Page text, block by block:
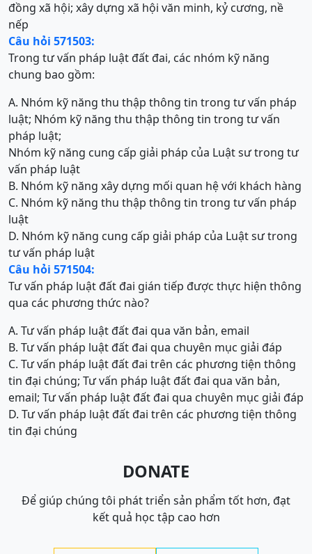
đồng xã hội; xây dựng xã hội văn minh, kỷ cương, nề
nếp
Câu hỏi 571503:
Trong tư vấn pháp luật đất đai, các nhóm kỹ năng
chung bao gồm:
A. Nhóm kỹ năng thu thập thông tin trong tư vấn pháp
luật; Nhóm kỹ năng thu thập thông tin trong tư vấn
pháp luật;
Nhóm kỹ năng cung cấp giải pháp của Luật sư trong tư
vấn pháp luật
B. Nhóm kỹ năng xây dựng mối quan hệ với khách hàng
C. Nhóm kỹ năng thu thập thông tin trong tư vấn pháp
luật
D. Nhóm kỹ năng cung cấp giải pháp của Luật sư trong
tư vấn pháp luật
Câu hỏi 571504:
Tư vấn pháp luật đất đai gián tiếp được thực hiện thông
qua các phương thức nào?
A. Tư vấn pháp luật đất đai qua văn bản, email
B. Tư vấn pháp luật đất đai qua chuyên mục giải đáp
C. Tư vấn pháp luật đất đai trên các phương tiện thông
tin đại chúng; Tư vấn pháp luật đất đai qua văn bản,
email; Tư vấn pháp luật đất đai qua chuyên mục giải đáp
D. Tư vấn pháp luật đất đai trên các phương tiện thông
tin đại chúng
DONATE
Để giúp chúng tôi phát triển sản phẩm tốt hơn, đạt
kết quả học tập cao hơn